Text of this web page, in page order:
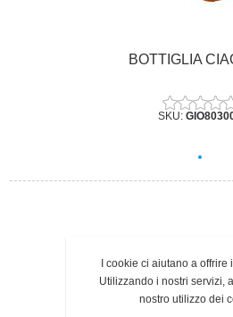
BOTTIGLIA
SKU:
I cookie ci aiutano a offrire
Utilizzando i nostri servizi,
nostro utilizzo dei